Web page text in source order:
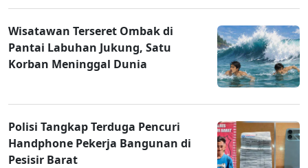
Wisatawan Terseret Ombak di
Pantai Labuhan Jukung, Satu
Korban Meninggal Dunia
Polisi Tangkap Terduga Pencuri
Handphone Pekerja Bangunan di
Pesisir Barat